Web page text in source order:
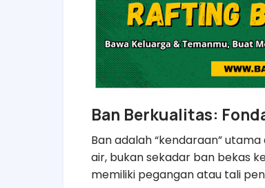
Ban Berkualitas:
Ban adalah “kendaraan”
air, bukan sekadar ban bekas
memiliki pegangan atau tali